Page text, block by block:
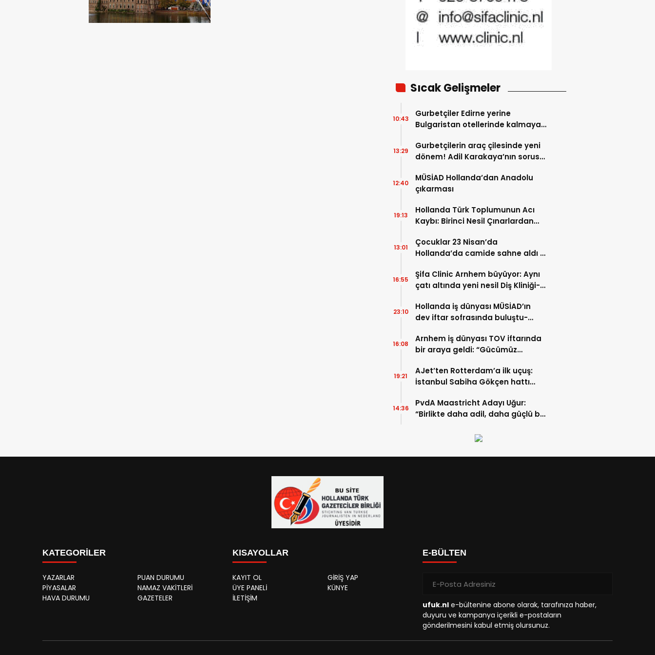
Sıcak Gelişmeler
Gurbetçiler Edirne yerine
Bulgaristan otellerinde kalmaya
10:43
Gurbetçilerin araç çilesinde yeni
dönem! Adil Karakaya’nın sorusu
13:29
MÜSİAD Hollanda’dan Anadolu
çıkarması
12:40
Hollanda Türk Toplumunun Acı
Kaybı: Birinci Nesil Çınarlardan
19:13
Çocuklar 23 Nisan’da
Hollanda’da camide sahne aldı –
13:01
Şifa Clinic Arnhem büyüyor: Aynı
çatı altında yeni nesil Diş Kliniği-
16:55
Hollanda iş dünyası MÜSİAD’ın
dev iftar sofrasında buluştu-
23:10
Arnhem iş dünyası TOV iftarında
bir araya geldi: “Gücümüz
16:08
AJet’ten Rotterdam’a ilk uçuş:
İstanbul Sabiha Gökçen hattı
19:21
PvdA Maastricht Adayı Uğur:
“Birlikte daha adil, daha güçlü bir
14:36
KATEGORİLER
YAZARLAR
PUAN DURUMU
PİYASALAR
NAMAZ VAKİTLERİ
HAVA DURUMU
GAZETELER
KISAYOLLAR
KAYIT OL
GİRİŞ YAP
ÜYE PANELİ
KÜNYE
İLETİŞİM
E-BÜLTEN
ufuk.nl e-bültenine abone olarak, tarafınıza haber,
duyuru ve kampanya içerikli e-postaların
gönderilmesini kabul etmiş olursunuz.